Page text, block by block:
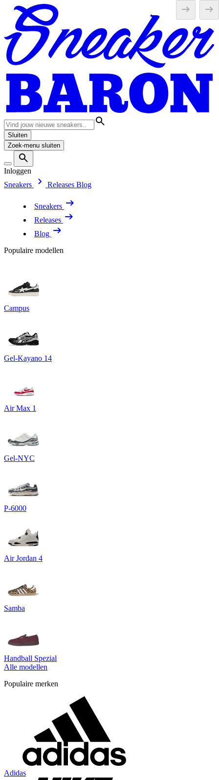
Sluiten
Zoek-menu sluiten
Inloggen
Sneakers
Releases Blog
Sneakers
Releases
Blog
Populaire modellen
Campus
Gel-Kayano 14
Air Max 1
Gel-NYC
P-6000
Air Jordan 4
Samba
Handball Spezial
Alle modellen
Populaire merken
Adidas